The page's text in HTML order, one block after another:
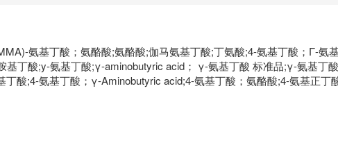
氨基丁酸；氨酪酸;氨酪酸;伽马氨基丁酸;丁氨酸;4-氨基丁酸；Γ-氨
丁酸;y-氨基丁酸;γ-aminobutyric acid； γ-氨基丁酸 标准品;γ-氨基丁
丁酸;4-氨基丁酸；γ-Aminobutyric acid;4-氨基丁酸；氨酪酸;4-氨基正